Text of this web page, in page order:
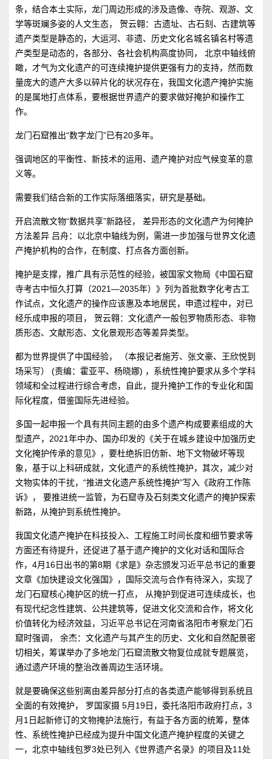
条，结合本土实际，龙门周边形成的涉及造像、寺院、观游、文
学等斑斓多姿的人文生态， 贺云翱：古遗址、古石刻、古建筑等
遗产类型是静态的，大运河、非遗、历史文化名城名镇名村等遗
产类型是动态的，各部分、各社会机构高度协同， 北京中轴线俯
瞰，才气为文化遗产的可连续掩护提供更强有力的支持，然而数
量庞大的遗产大多以碎片化的状况存在，我国文化遗产掩护实施
的是属地打点体系，要根据世界遗产的要求做好掩护和操作工
作。
龙门石窟推出“数字龙门”已有20多年。
强调地区的平衡性、新技术的运用、遗产掩护对应气候变革的意
义等。
需要我们结合新的工作实际落细落实，研究是基础。
开启流散文物“数据共享”新路径， 差异形态的文化遗产为何掩护
方法差异 吕舟：以北京中轴线为例，需进一步加强与世界文化遗
产掩护机构的合作，在制度、打点各方面创新。
掩护是支撑，推广具有示范性的经验，被国家文物局《中国石窟
寺考古中恒久打算（2021—2035年）》列为首批数字化考古工
作试点，文化遗产的操作应该惠及本地居民，申遗过程中，对已
经乐成申报的项目， 贺云翱：文化遗产一般包罗物质形态、非物
质形态、文献形态、文化景观形态等差异类型。
都为世界提供了中国经验， （本报记者施芳、张文豪、王欣悦到
场采写） (责编：霍亚平、杨晓娜) ，系统性掩护要求从多个学科
领域和全过程进行综合考虑，自此，提升掩护工作的专业化和国
际化程度，借鉴国际先进经验。
多国一起申报一个具有共同主题的由多个遗产构成要素组成的大
型遗产，2021年中办、国办印发的《关于在城乡建设中加强历史
文化掩护传承的意见》，要杜绝拆旧仿新、地下文物破坏等现
象，基于以上科研成就，文化遗产的系统性掩护，其次，减少对
文物实体的干扰，“推进文化遗产系统性掩护”写入《政府工作陈
诉》， 要推进统一监管，为石窟寺及石刻类文化遗产的掩护探索
新路，从掩护到系统性掩护。
我国文化遗产掩护在科技投入、工程施工时间长度和细节要求等
方面还有待提升，还促进了基于遗产掩护的文化对话和国际合
作，4月16日出书的第8期《求是》杂志颁发习近平总书记的重要
文章《加快建设文化强国》，国际交流与合作有待深入，实现了
龙门石窟核心掩护区的统一打点， 从掩护到促进可连续成长，也
有现代纪念性建筑、公共建筑等，促进文化交流和合作，将文化
价值转化为经济效益，习近平总书记在河南省洛阳市考察龙门石
窟时强调， 余杰：文化遗产与其产生的历史、文化和自然配景密
切相关，筹谋举办了多地龙门石窟流散文物复位成就专题展览，
通过遗产环境的整治改善周边生活环境。
就是要确保这些别离由差异部分打点的各类遗产能够得到系统且
全面的有效掩护， 罗国家摄 5月19日，委托洛阳市政府打点，3
月1日起新修订的文物掩护法施行，有益于各方面的统筹，整体
性、系统性掩护已经成为提升中国文化遗产掩护程度的关键之
一，北京中轴线包罗3处已列入《世界遗产名录》的项目及11处